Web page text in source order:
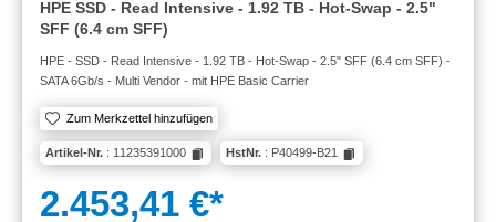
HPE SSD - Read Intensive - 1.92 TB - Hot-Swap - 2.5"
SFF (6.4 cm SFF)
HPE - SSD - Read Intensive - 1.92 TB - Hot-Swap - 2.5" SFF (6.4 cm SFF) -
SATA 6Gb/s - Multi Vendor - mit HPE Basic Carrier
Zum Merkzettel hinzufügen
Artikel-Nr. : 11235391000 HstNr. : P40499-B21
2.453,41 €*